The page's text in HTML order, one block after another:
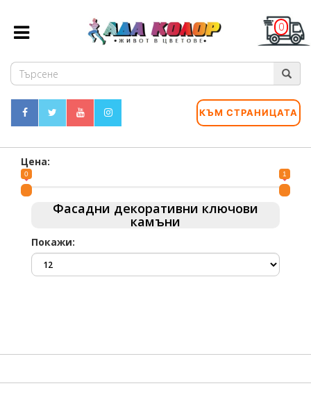
0
КЪМ СТРАНИЦАТА
Цена:
0 1
Фасадни декоративни ключови
камъни
Покажи: